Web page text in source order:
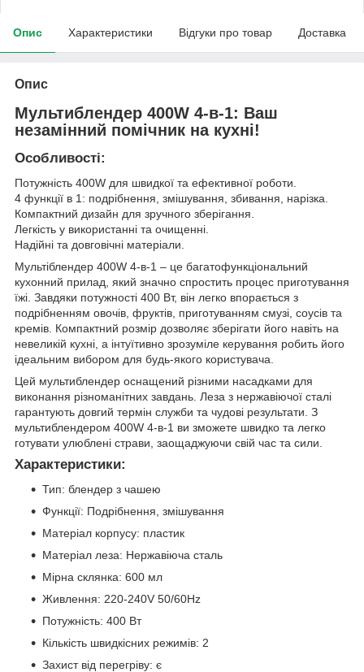
Опис Характеристики Відгуки про товар Доставка
Опис
Мультиблендер 400W 4-в-1: Ваш
незамінний помічник на кухні!
Особливості:
Потужність 400W для швидкої та ефективної роботи.
4 функції в 1: подрібнення, змішування, збивання, нарізка.
Компактний дизайн для зручного зберігання.
Легкість у використанні та очищенні.
Надійні та довговічні матеріали.
Мультіблендер 400W 4-в-1 – це багатофункціональний
кухонний прилад, який значно спростить процес приготування
їжі. Завдяки потужності 400 Вт, він легко впорається з
подрібненням овочів, фруктів, приготуванням смузі, соусів та
кремів. Компактний розмір дозволяє зберігати його навіть на
невеликій кухні, а інтуїтивно зрозуміле керування робить його
ідеальним вибором для будь-якого користувача.
Цей мультиблендер оснащений різними насадками для
виконання різноманітних завдань. Леза з нержавіючої сталі
гарантують довгий термін служби та чудові результати. З
мультиблендером 400W 4-в-1 ви зможете швидко та легко
готувати улюблені страви, заощаджуючи свій час та сили.
Характеристики:
Тип: блендер з чашею
Функції: Подрібнення, змішування
Матеріал корпусу: пластик
Матеріал леза: Нержавіюча сталь
Мірна склянка: 600 мл
Живлення: 220-240V 50/60Hz
Потужність: 400 Вт
Кількість швидкісних режимів: 2
Захист від перегріву: є